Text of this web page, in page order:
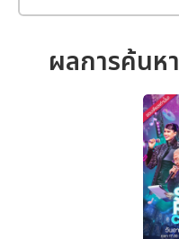
ผลการค้นหา